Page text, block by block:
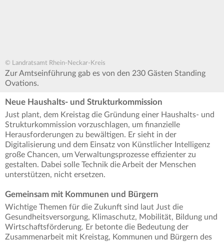
© Landratsamt Rhein-Neckar-Kreis
Zur Amtseinführung gab es von den 230 Gästen Standing
Ovations.
Neue Haushalts- und Strukturkommission
Just plant, dem Kreistag die Gründung einer Haushalts- und
Strukturkommission vorzuschlagen, um finanzielle
Herausforderungen zu bewältigen. Er sieht in der
Digitalisierung und dem Einsatz von Künstlicher Intelligenz
große Chancen, um Verwaltungsprozesse effizienter zu
gestalten. Dabei solle Technik die Arbeit der Menschen
unterstützen, nicht ersetzen.
Gemeinsam mit Kommunen und Bürgern
Wichtige Themen für die Zukunft sind laut Just die
Gesundheitsversorgung, Klimaschutz, Mobilität, Bildung und
Wirtschaftsförderung. Er betonte die Bedeutung der
Zusammenarbeit mit Kreistag, Kommunen und Bürgern des